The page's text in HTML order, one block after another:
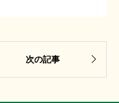
次の記事 